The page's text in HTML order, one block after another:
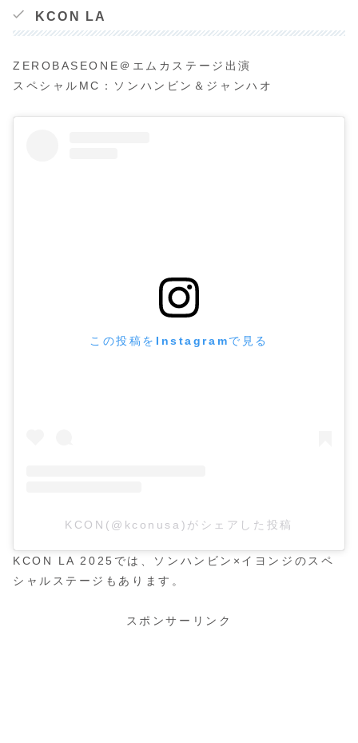
KCON LA
ZEROBASEONE＠エムカステージ出演
スペシャルMC：ソンハンビン＆ジャンハオ
この投稿をInstagramで見る
KCON(@kconusa)がシェアした投稿
KCON LA 2025では、ソンハンビン×イヨンジのスペ
シャルステージもあります。
スポンサーリンク